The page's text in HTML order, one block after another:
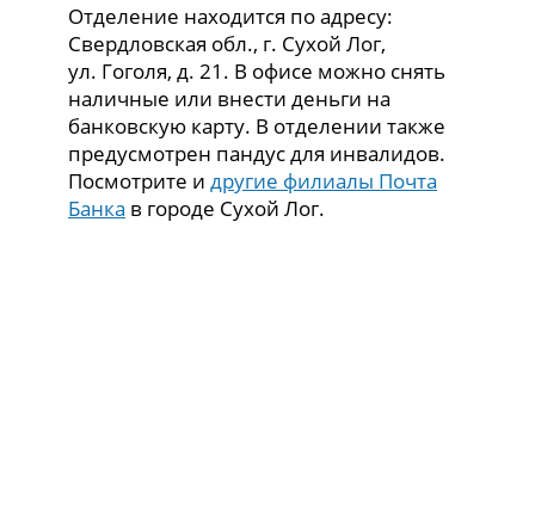
Отделение находится по адресу:
Свердловская обл., г. Сухой Лог,
ул. Гоголя, д. 21. В офисе можно снять
наличные или внести деньги на
банковскую карту. В отделении также
предусмотрен пандус для инвалидов.
Посмотрите идругие филиалы Почта
Банка в городе Сухой Лог.